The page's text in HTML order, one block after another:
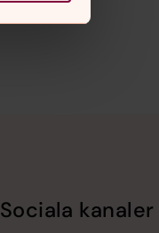
Sociala kanaler